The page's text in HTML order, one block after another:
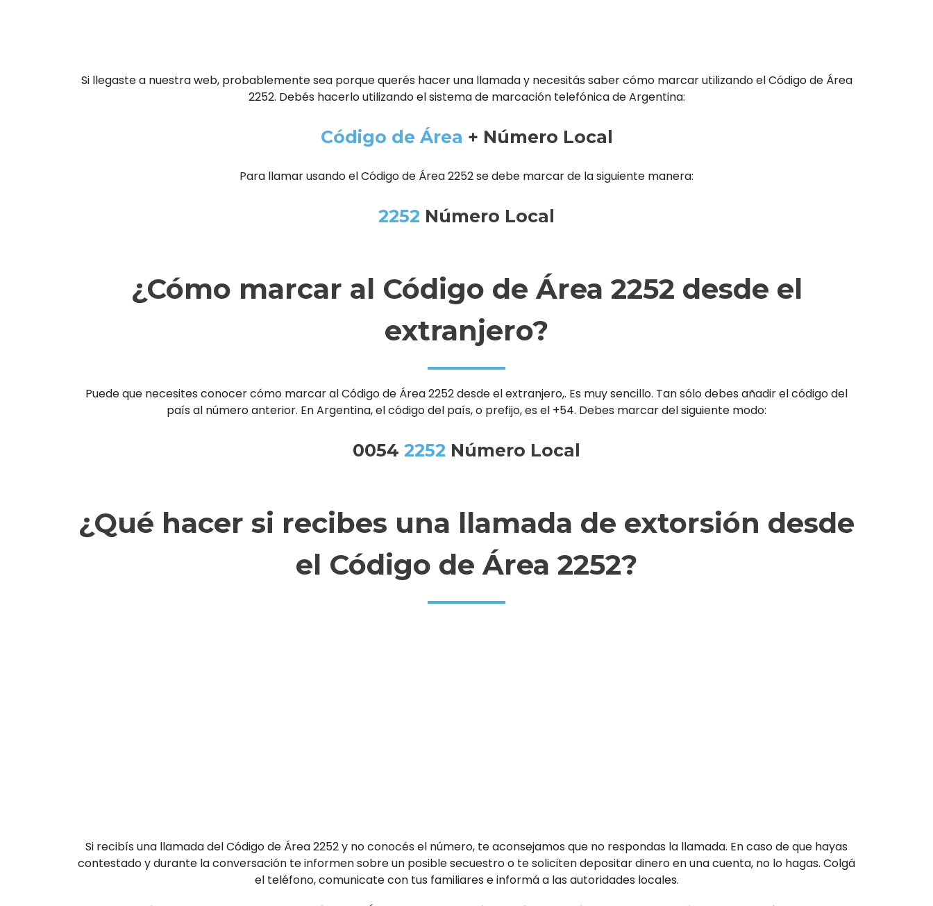
Si llegaste a nuestra web, probablemente sea porque querés hacer una llamada y necesitás saber cómo marcar utilizando el Código de Área
2252. Debés hacerlo utilizando el sistema de marcación telefónica de Argentina:
Código de Área + Número Local
Para llamar usando el Código de Área 2252 se debe marcar de la siguiente manera:
2252 Número Local
¿Cómo marcar al Código de Área 2252 desde el
extranjero?
Puede que necesites conocer cómo marcar al Código de Área 2252 desde el extranjero,. Es muy sencillo. Tan sólo debes añadir el código del
país al número anterior. En Argentina, el código del país, o prefijo, es el +54. Debes marcar del siguiente modo:
0054 2252 Número Local
¿Qué hacer si recibes una llamada de extorsión desde
el Código de Área 2252?
Si recibís una llamada del Código de Área 2252 y no conocés el número, te aconsejamos que no respondas la llamada. En caso de que hayas
contestado y durante la conversación te informen sobre un posible secuestro o te soliciten depositar dinero en una cuenta, no lo hagas. Colgá
el teléfono, comunicate con tus familiares e informá a las autoridades locales.